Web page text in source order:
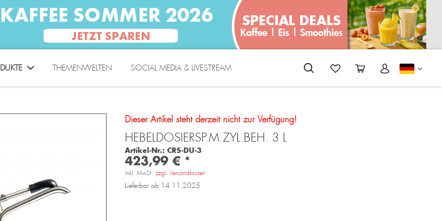
THEMENWELTEN SOCIAL MEDIA & LIVESTREAM
Dieser Artikel steht derzeit nicht zur Verfügung!
HEBELDOSIERSP.M.ZYL.BEH. 3 L
Artikel-Nr.: CRS-DU-3
423,99 € *
inkl. MwSt. zzgl. Versandkosten
Lieferbar ab 14.11.2025